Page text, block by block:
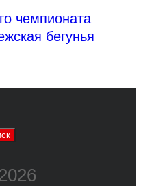
чемпионата
бегунья